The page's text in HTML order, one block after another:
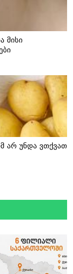
მისი
არ უნდა ვთქვათ